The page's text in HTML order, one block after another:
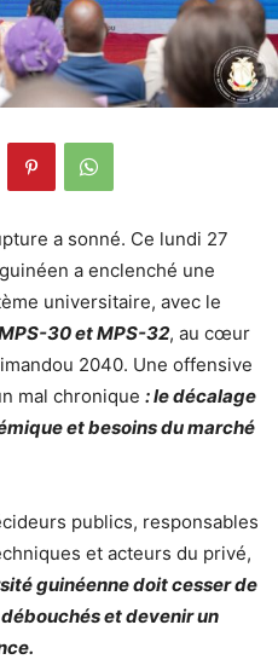
a sonné. Ce lundi 27
a enclenché une
universitaire, avec le
30 et MPS-32, au cœur
2040. Une offensive
mal chronique : le décalage
et besoins du marché
publics, responsables
et acteurs du privé,
guinéenne doit cesser de
et devenir un